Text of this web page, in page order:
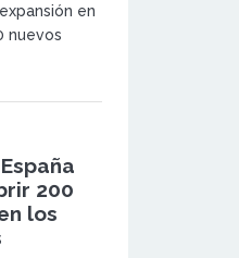
en
nuevos
deseen
200
los